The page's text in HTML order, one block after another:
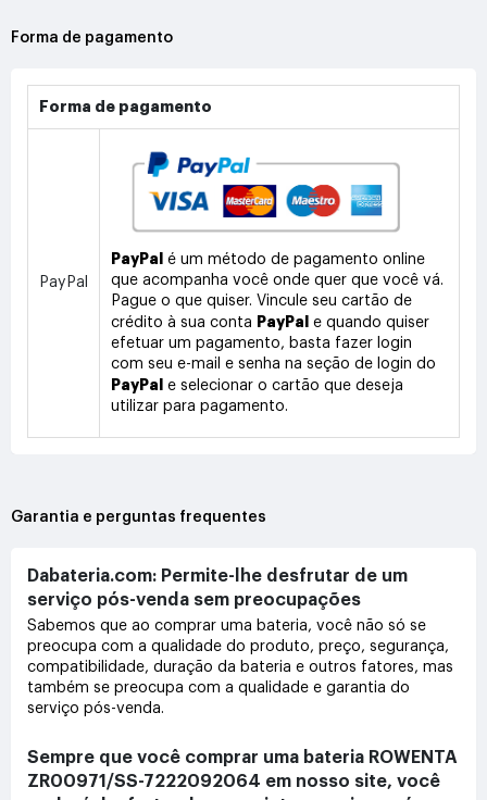
Forma de pagamento
Forma de pagamento
PayPal
PayPal
é um método de pagamento online
que acompanha você onde quer que você vá.
Pague o que quiser. Vincule seu cartão de
crédito à sua conta PayPal
e quando quiser
efetuar um pagamento, basta fazer login
com seu e-mail e senha na seção de login do
PayPal
e selecionar o cartão que deseja
utilizar para pagamento.
Garantia e perguntas frequentes
Dabateria.com: Permite-lhe desfrutar de um
serviço pós-venda sem preocupações
Sabemos que ao comprar uma bateria, você não só se
preocupa com a qualidade do produto, preço, segurança,
compatibilidade, duração da bateria e outros fatores, mas
também se preocupa com a qualidade e garantia do
serviço pós-venda.
Sempre que você comprar uma bateria ROWENTA
ZR00971/SS-7222092064 em nosso site, você